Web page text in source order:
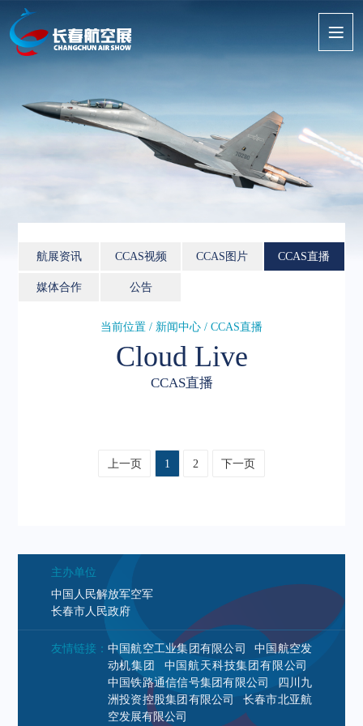
航展资讯 CCAS视频 CCAS图片 CCAS直播
媒体合作 公告
当前位置 / 新闻中心 / CCAS直播
Cloud Live
CCAS直播
上一页 1 2 下一页
主办单位
中国人民解放军空军
长春市人民政府
友情链接： 中国航空工业集团有限公司
中国航空发
动机集团
中国航天科技集团有限公司
中国铁路通信信号集团有限公司
四川九
洲投资控股集团有限公司
长春市北亚航
空发展有限公司